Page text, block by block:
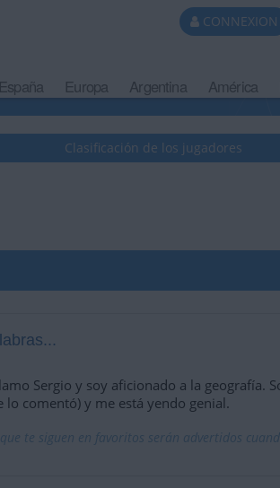
CONNEXION
España Europa Argentina América
Clasificación de los jugadores
Sergio y soy aficionado a la geografía.
lo comentó) y me está yendo genial.
te siguen en favoritos serán advertidos